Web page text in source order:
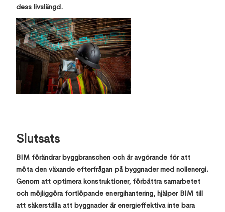
dess livslängd.
Slutsats
BIM förändrar byggbranschen och är avgörande för att
möta den växande efterfrågan på byggnader med nollenergi.
Genom att optimera konstruktioner, förbättra samarbetet
och möjliggöra fortlöpande energihantering, hjälper BIM till
att säkerställa att byggnader är energieffektiva inte bara